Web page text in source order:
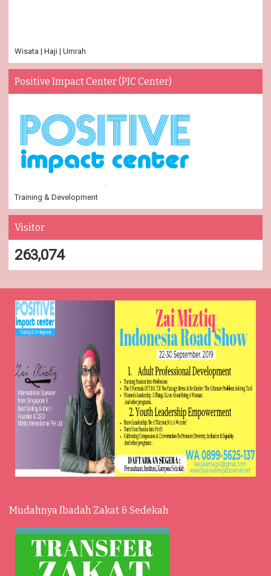
Wisata | Haji | Umrah
Positive Impact Center (PIC Center)
Training & Development
Visitor
263,074
Mudahnya Ibadah Zakat & Sedekah